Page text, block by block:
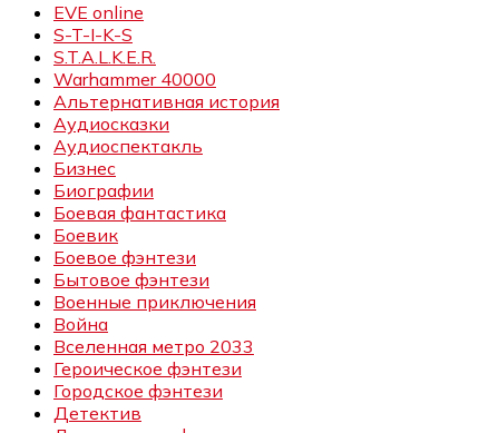
EVE online
S-T-I-K-S
S.T.A.L.K.E.R.
Warhammer 40000
Альтернативная история
Аудиосказки
Аудиоспектакль
Бизнес
Биографии
Боевая фантастика
Боевик
Боевое фэнтези
Бытовое фэнтези
Военные приключения
Война
Вселенная метро 2033
Героическое фэнтези
Городское фэнтези
Детектив